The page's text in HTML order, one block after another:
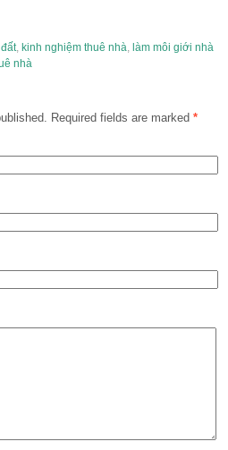
, kinh nghiệm thuê nhà, làm môi giới nhà
nhà
Required fields are marked *